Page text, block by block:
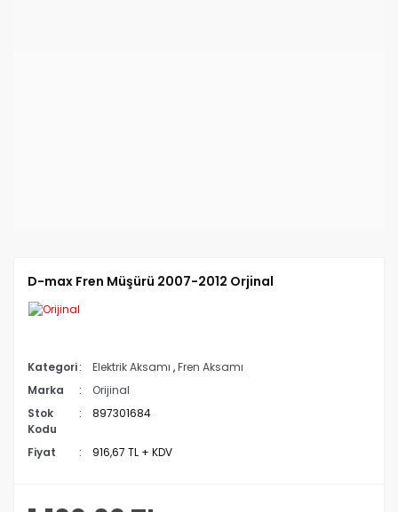
D-max Fren Müşürü 2007-2012 Orjinal
Kategori Elektrik Aksamı ,Fren Aksamı
Marka
Orijinal
Stok
Kodu
897301684
Fiyat 916,67 TL + KDV